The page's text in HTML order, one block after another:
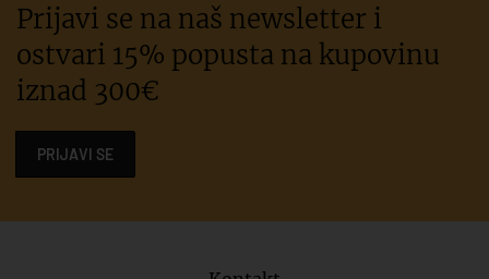
Prijavi se na naš newsletter i
ostvari 15% popusta na kupovinu
iznad 300€
PRIJAVI SE